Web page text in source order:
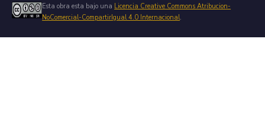
Esta obra esta bajo una Licencia Creative Commons Atribucion-
NoComercial-CompartirIgual 4.0 Internacional.